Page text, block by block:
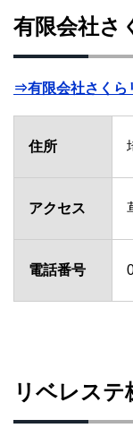
有限会社
⇒有限会社さくら
住所
アクセス
電話番号
リベレス